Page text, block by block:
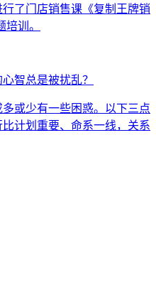
了门店销售课《复制王牌销
训。
智总是被扰乱？
或少有一些困惑。以下三点
计划重要、命系一线，关系